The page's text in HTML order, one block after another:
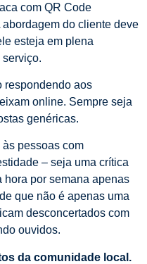
com QR Code
do cliente deve
esteja em plena
respondendo aos
online. Sempre seja
genéricas.
pessoas com
– seja uma crítica
hora por semana apenas
que não é apenas uma
desconcertados com
ouvidos.
da comunidade local.